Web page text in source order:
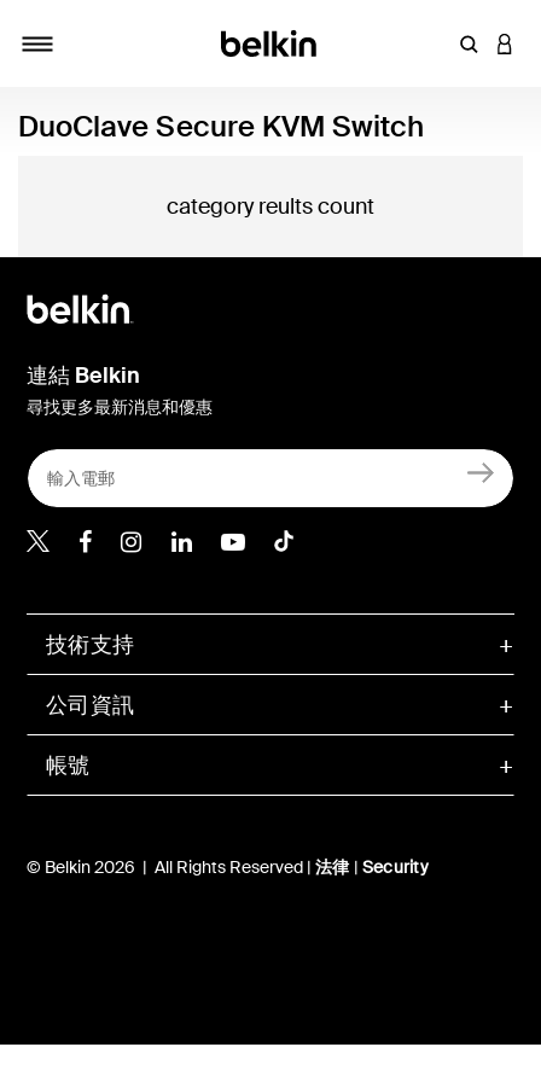
輸入關鍵
登入
DuoClave Secure KVM Switch
category reults count
帳號
技術支持
公司資訊
© Belkin 2026 | All Rights Reserved | 法律 | Security
連結 Belkin
尋找更多最新消息和優惠
Belkin Twitter
Belkin Hong Kong
Belkin Instagram
Belkin Hong Kong
Belkin Youtube
Belkin TikTok